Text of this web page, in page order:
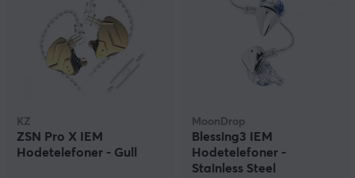
KZ
ZSN Pro X IEM
Hodetelefoner - Gull
MoonDrop
Blessing3 IEM
Hodetelefoner -
Stainless Steel